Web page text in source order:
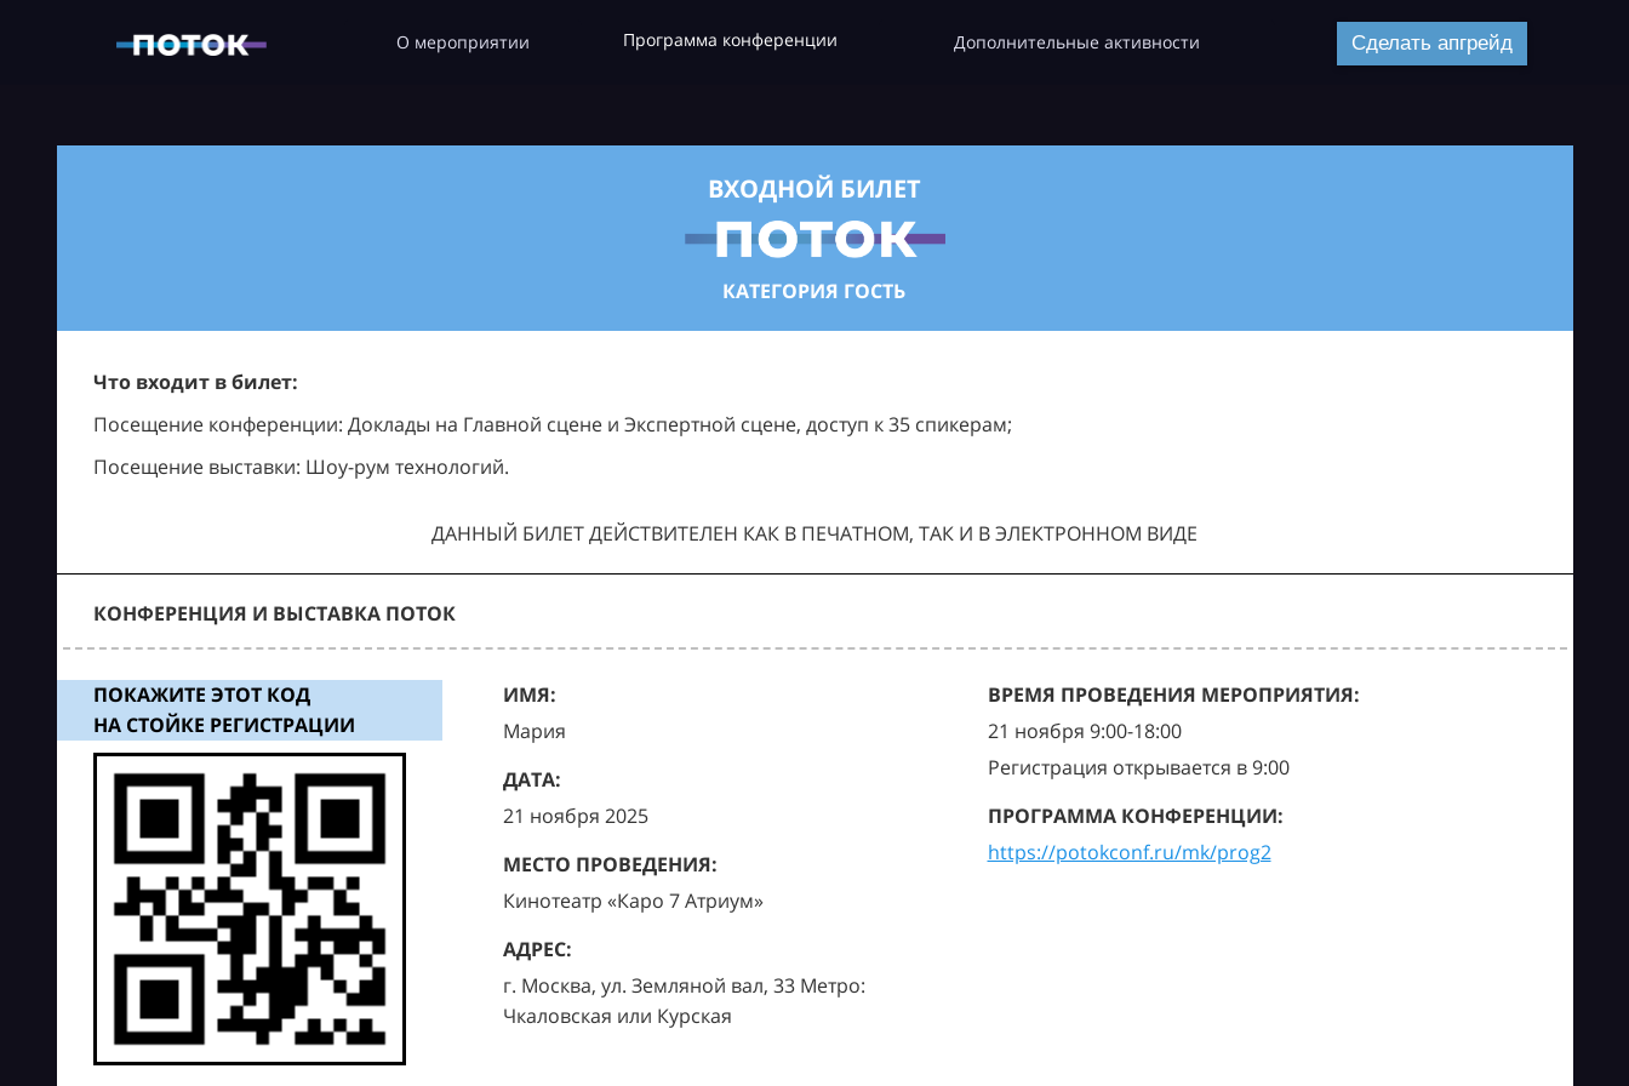
О мероприятии Программа конференции Дополнительные активности Сделать апгрейд
ВХОДНОЙ БИЛЕТ
КАТЕГОРИЯ ГОСТЬ
Что входит в билет:
Посещение конференции: Доклады на Главной сцене и Экспертной сцене, доступ к 35 спикерам;
Посещение выставки: Шоу-рум технологий.
ДАННЫЙ БИЛЕТ ДЕЙСТВИТЕЛЕН КАК В ПЕЧАТНОМ, ТАК И В ЭЛЕКТРОННОМ ВИДЕ
КОНФЕРЕНЦИЯ И ВЫСТАВКА ПОТОК
ПОКАЖИТЕ ЭТОТ КОД
НА СТОЙКЕ РЕГИСТРАЦИИ
ИМЯ:
Мария
ДАТА:
21 ноября 2025
МЕСТО ПРОВЕДЕНИЯ:
Кинотеатр «Каро 7 Атриум»
АДРЕС:
г. Москва, ул. Земляной вал, 33 Метро:
Чкаловская или Курская
ВРЕМЯ ПРОВЕДЕНИЯ МЕРОПРИЯТИЯ:
21 ноября 9:00-18:00
Регистрация открывается в 9:00
ПРОГРАММА КОНФЕРЕНЦИИ:
https://potokconf.ru/mk/prog2